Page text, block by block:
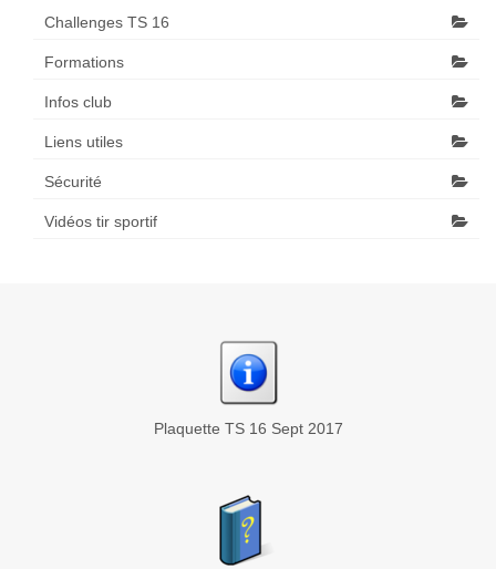
Challenges TS 16
Formations
Infos club
Liens utiles
Sécurité
Vidéos tir sportif
Plaquette TS 16 Sept 2017